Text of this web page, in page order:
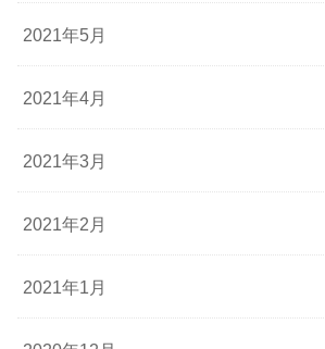
2021年5月
2021年4月
2021年3月
2021年2月
2021年1月